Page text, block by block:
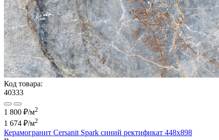
Код товара:
40333
1 800 ₽/м2
1 674 ₽/м2
Керамогранит Cersanit Spark синий ректификат 448x898